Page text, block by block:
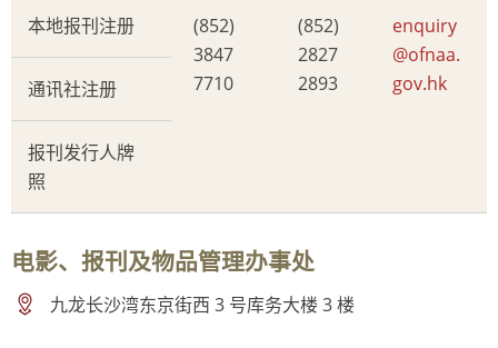
本地报刊注册
(852)
3847
7710
(852)
2827
2893
enquiry
@ofnaa.
gov.hk
通讯社注册
报刊发行人牌
照
电影、报刊及物品管理办事处
九龙长沙湾东京街西 3 号库务大楼 3 楼